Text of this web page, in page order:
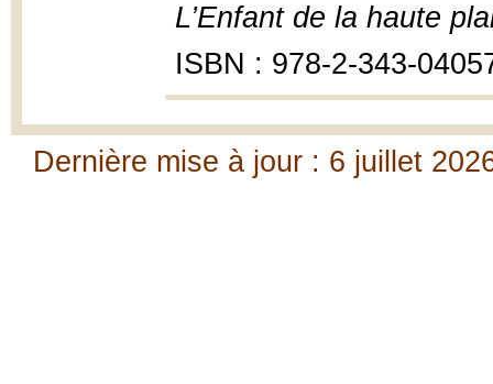
L’Enfant de la haute
ISBN : 978-2-343-
Dernière mise à jour : 6 juillet